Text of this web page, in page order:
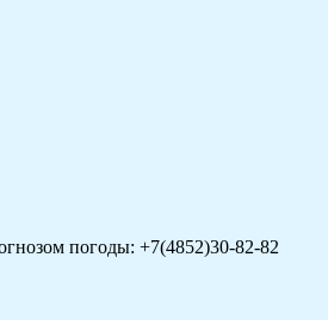
погоды: +7(4852)30-82-82